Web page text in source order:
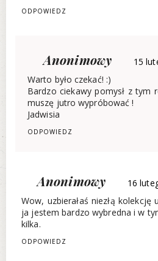
ODPOWIEDZ
Anonimowy
15
Warto było czekać! :)
Bardzo ciekawy pomysł z tym
muszę jutro wypróbować !
Jadwisia
ODPOWIEDZ
Anonimowy
16
Wow, uzbierałaś niezłą
ja jestem bardzo wybredna i w
kilka.
ODPOWIEDZ